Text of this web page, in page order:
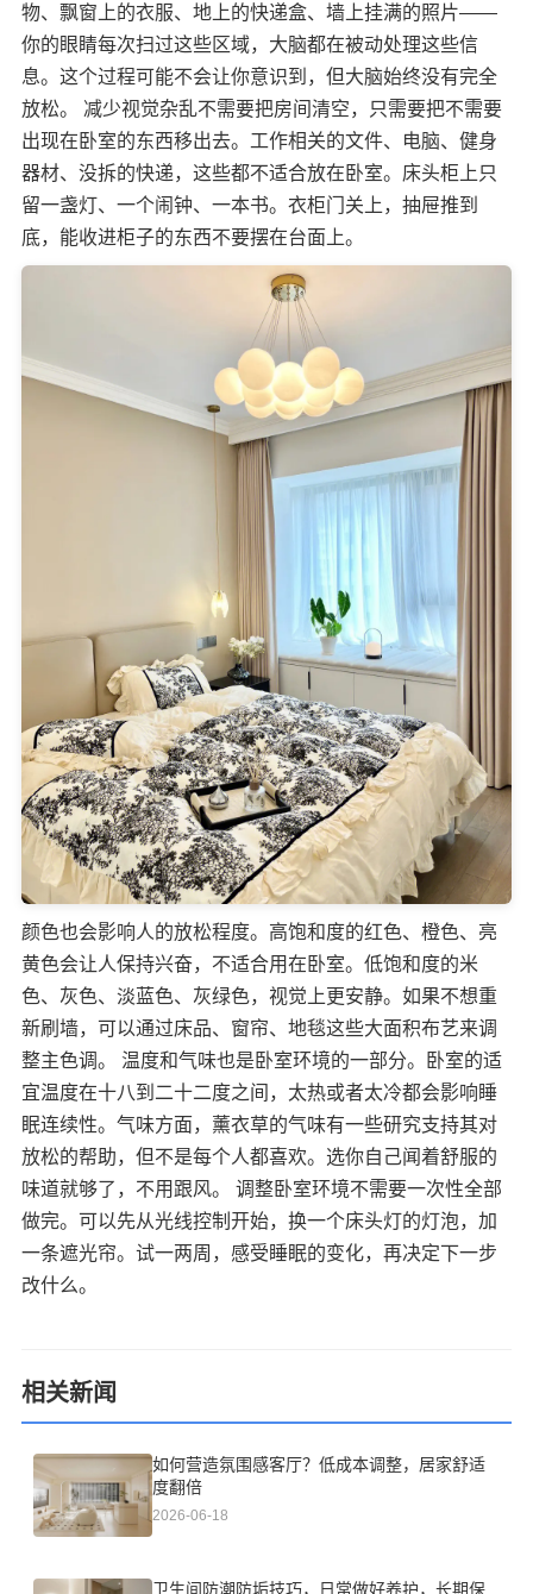
物、飘窗上的衣服、地上的快递盒、墙上挂满的照片——
你的眼睛每次扫过这些区域，大脑都在被动处理这些信
息。这个过程可能不会让你意识到，但大脑始终没有完全
放松。 减少视觉杂乱不需要把房间清空，只需要把不需要
出现在卧室的东西移出去。工作相关的文件、电脑、健身
器材、没拆的快递，这些都不适合放在卧室。床头柜上只
留一盏灯、一个闹钟、一本书。衣柜门关上，抽屉推到
底，能收进柜子的东西不要摆在台面上。
颜色也会影响人的放松程度。高饱和度的红色、橙色、亮
黄色会让人保持兴奋，不适合用在卧室。低饱和度的米
色、灰色、淡蓝色、灰绿色，视觉上更安静。如果不想重
新刷墙，可以通过床品、窗帘、地毯这些大面积布艺来调
整主色调。 温度和气味也是卧室环境的一部分。卧室的适
宜温度在十八到二十二度之间，太热或者太冷都会影响睡
眠连续性。气味方面，薰衣草的气味有一些研究支持其对
放松的帮助，但不是每个人都喜欢。选你自己闻着舒服的
味道就够了，不用跟风。 调整卧室环境不需要一次性全部
做完。可以先从光线控制开始，换一个床头灯的灯泡，加
一条遮光帘。试一两周，感受睡眠的变化，再决定下一步
改什么。
相关新闻
如何营造氛围感客厅？低成本调整，居家舒适
度翻倍
2026-06-18
卫生间防潮防垢技巧，日常做好养护，长期保